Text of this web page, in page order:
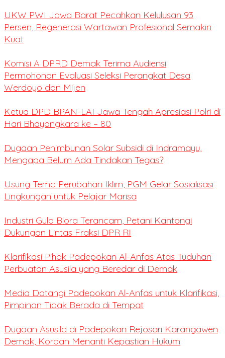
UKW PWI Jawa Barat Pecahkan Kelulusan 93
Persen, Regenerasi Wartawan Profesional Semakin
Kuat
Komisi A DPRD Demak Terima Audiensi
Permohonan Evaluasi Seleksi Perangkat Desa
Werdoyo dan Mijen
Ketua DPD BPAN-LAI Jawa Tengah Apresiasi Polri di
Hari Bhayangkara ke – 80
Dugaan Penimbunan Solar Subsidi di Indramayu,
Mengapa Belum Ada Tindakan Tegas?
Usung Tema Perubahan Iklim, PGM Gelar Sosialisasi
Lingkungan untuk Pelajar Marisa
Industri Gula Blora Terancam, Petani Kantongi
Dukungan Lintas Fraksi DPR RI
Klarifikasi Pihak Padepokan Al-Anfas Atas Tuduhan
Perbuatan Asusila yang Beredar di Demak
Media Datangi Padepokan Al-Anfas untuk Klarifikasi,
Pimpinan Tidak Berada di Tempat
Dugaan Asusila di Padepokan Rejosari Karangawen
Demak, Korban Menanti Kepastian Hukum